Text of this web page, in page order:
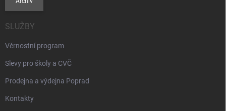
SLUŽBY
Věrnostní program
Slevy pro školy a CVČ
Prodejna a výdejna Poprad
Kontakty